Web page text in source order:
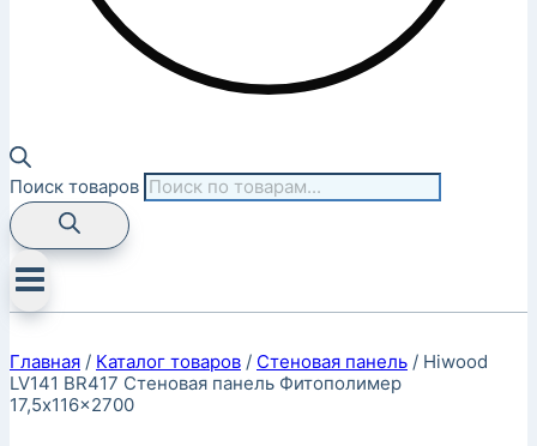
Поиск товаров
Главная / Каталог товаров / Стеновая панель / Hiwood
LV141 BR417 Стеновая панель Фитополимер
17,5x116x2700